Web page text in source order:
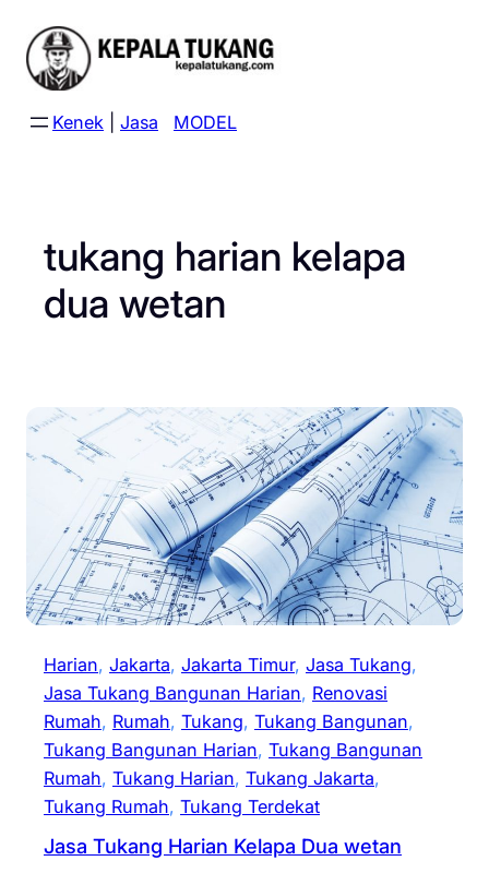
content
Kenek Jasa MODEL
tukang harian kelapa
dua wetan
Harian, Jakarta, Jakarta Timur, Jasa Tukang
Jasa Tukang Bangunan Harian, Renovasi
Rumah, Rumah, Tukang, Tukang Bangunan
Tukang Bangunan Harian, Tukang Bangunan
Rumah, Tukang Harian, Tukang Jakarta
Tukang Rumah, Tukang Terdekat
Jasa Tukang Harian Kelapa Dua wetan